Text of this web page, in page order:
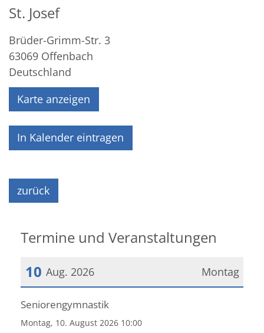
St. Josef
Brüder-Grimm-Str. 3
63069 Offenbach
Deutschland
Karte anzeigen
In Kalender eintragen
zurück
Termine und Veranstaltungen
Montag
10 Aug. 2026
Datum: 10. August 2026
Seniorengymnastik
Montag, 10. August 2026 10:00